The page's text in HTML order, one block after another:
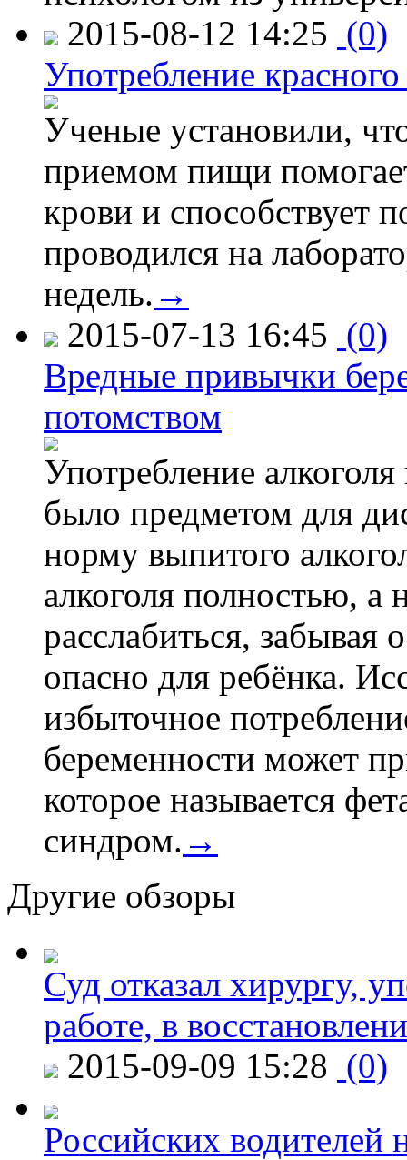
2015-08-12 14:25 (0)
Употребление
Ученые установили,
приемом пищи
крови и способствует
проводился на
недель. →
2015-07-13 16:45 (0)
Вредные привычки
потомством
Употребление
было предметом для
норму выпитого
алкоголя полностью, а
расслабиться, забывая
опасно для ребёнка.
избыточное
беременности может
которое называется
синдром. →
Другие обзоры
Суд отказал хирургу,
работе, в
2015-09-09 15:28 (0)
Российских водителей